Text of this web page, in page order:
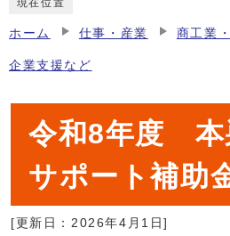
現在位置
ホーム 仕事・産業 商工業
企業支援など
令和8年度 本
サポート補助
[更新日： 2026年4月1日]